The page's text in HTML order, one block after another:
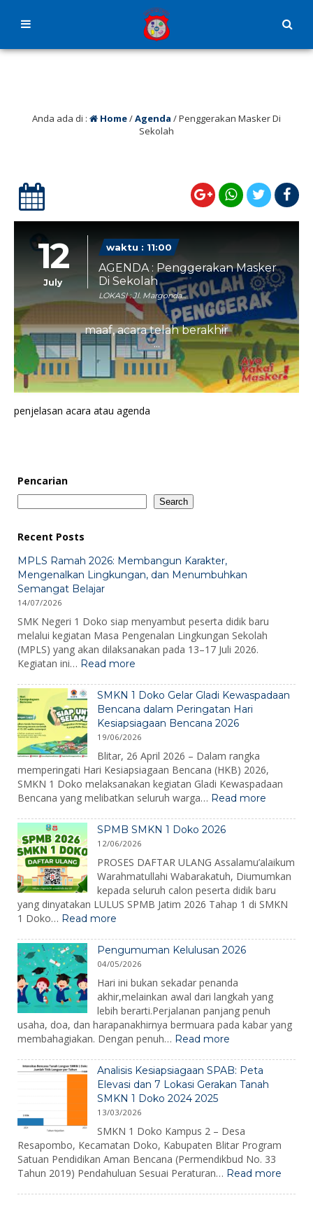
Anda ada di : Home/Agenda /Penggerakan Masker Di
Sekolah
12
July
waktu : 11:00
AGENDA : Penggerakan Masker
Di Sekolah
LOKASI : Jl. Margonda...
maaf, acara telah berakhir
...
penjelasan acara atau agenda
Pencarian
Search
Recent Posts
MPLS Ramah 2026: Membangun Karakter,
Mengenalkan Lingkungan, dan Menumbuhkan
Semangat Belajar
14/07/2026
SMK Negeri 1 Doko siap menyambut peserta didik baru
melalui kegiatan Masa Pengenalan Lingkungan Sekolah
(MPLS) yang akan dilaksanakan pada 13–17 Juli 2026.
Kegiatan ini… Read more
Ramah
2026:
Membangun
Karakter,
Mengenalkan
Lingkungan,
dan
Menumbuhkan
Semangat
Belajar
SMKN 1 Doko Gelar Gladi Kewaspadaan
Bencana dalam Peringatan Hari
Kesiapsiagaan Bencana 2026
19/06/2026
Blitar, 26 April 2026 – Dalam rangka
memperingati Hari Kesiapsiagaan Bencana (HKB) 2026,
SMKN 1 Doko melaksanakan kegiatan Gladi Kewaspadaan
Bencana yang melibatkan seluruh warga… Read more
1
Gladi
dalam
SPMB SMKN 1 Doko 2026
12/06/2026
PROSES DAFTAR ULANG Assalamu’alaikum
Warahmatullahi Wabarakatuh, Diumumkan
kepada seluruh calon peserta didik baru
yang dinyatakan LULUS SPMB Jatim 2026 Tahap 1 di SMKN
1 Doko… Read more
SMKN
1
Doko
2026
Pengumuman Kelulusan 2026
04/05/2026
Hari ini bukan sekadar penanda
akhir,melainkan awal dari langkah yang
lebih berarti.Perjalanan panjang penuh
usaha, doa, dan harapanakhirnya bermuara pada kabar yang
membahagiakan. Dengan penuh… Read more
Kelulusan
2026
Analisis Kesiapsiagaan SPAB: Peta
Elevasi dan 7 Lokasi Gerakan Tanah
SMKN 1 Doko 2024 2025
13/03/2026
SMKN 1 Doko Kampus 2 – Desa
Resapombo, Kecamatan Doko, Kabupaten Blitar Program
Satuan Pendidikan Aman Bencana (Permendikbud No. 33
Tahun 2019) Pendahuluan Sesuai Peraturan… Read more